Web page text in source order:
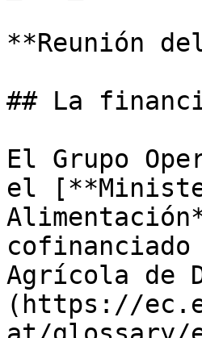
**Reunión
## La
El Grupo
el
cofinanciado
Agrícola de
(https://